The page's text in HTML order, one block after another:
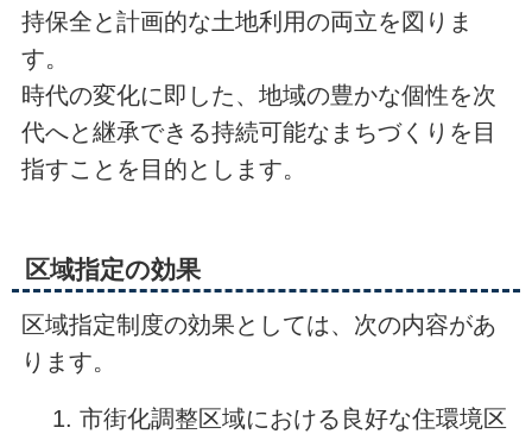
持保全と計画的な土地利用の両立を図りま
す。
時代の変化に即した、地域の豊かな個性を次
代へと継承できる持続可能なまちづくりを目
指すことを目的とします。
区域指定の効果
区域指定制度の効果としては、次の内容があ
ります。
市街化調整区域における良好な住環境区